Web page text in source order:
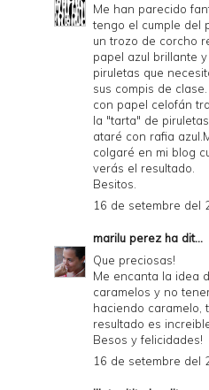
Me han parecido
tengo el cumple del
un trozo de corcho
papel azul brillante
piruletas que
sus compis de
con papel celofán
la "tarta" de
ataré con rafia
colgaré en mi blog
verás el resultado.
Besitos.
16 de setembre del
marilu perezha dit...
Que preciosas!
Me encanta la idea
caramelos y no
haciendo caramelo,
resultado es
Besos y felicidades!
16 de setembre del